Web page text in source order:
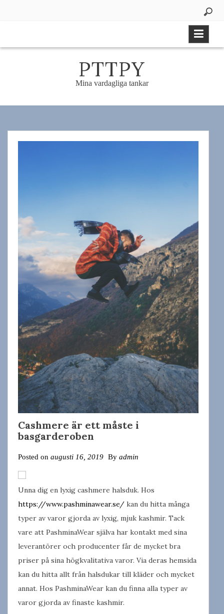
PTTPY
Mina vardagliga tankar
Cashmere är ett måste i
basgarderoben
Posted on augusti 16, 2019 By admin
Unna dig en lyxig cashmere halsduk. Hos
https://www.pashminawear.se/ kan du hitta många
typer av varor gjorda av lyxig, mjuk kashmir. Tack
vare att PashminaWear själva har kontakt med sina
leverantörer och producenter får de mycket bra
priser på sina högkvalitativa varor. Via deras hemsida
kan du hitta allt från halsdukar till kläder och mycket
annat. Hos PashminaWear kan du finna alla typer av
varor gjorda av finaste kashmir.